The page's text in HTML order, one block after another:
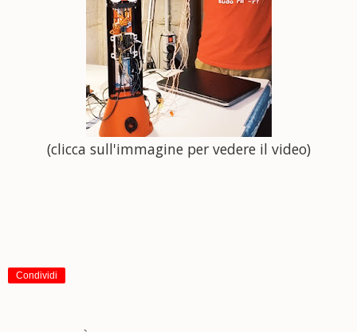
(clicca sull'immagine per vedere il video)
Condividi